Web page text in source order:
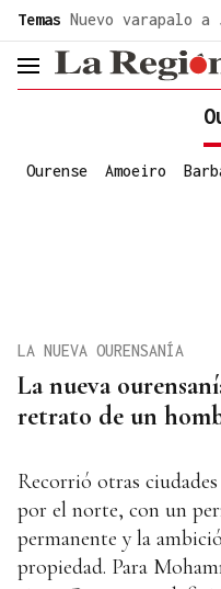
Temas Nuevo varapalo a
header.menu.open
Ourense Amoeiro
La nueva
retrato de un
LA NUEVA OURENSANÍA
Recorrió otras
por el norte, con un
permanente y la
propiedad. Para